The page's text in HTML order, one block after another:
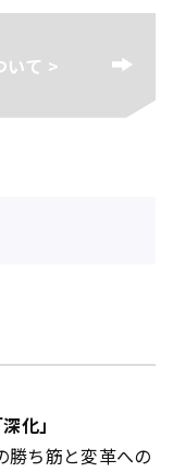
いて >
化」
勝ち筋と変革への